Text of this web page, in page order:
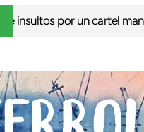
un cartel manipuladoLa